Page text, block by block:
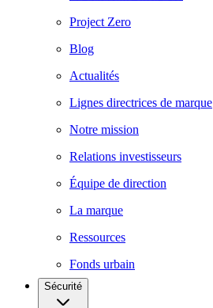
Project Zero
Blog
Actualités
Lignes directrices de marque
Notre mission
Relations investisseurs
Équipe de direction
La marque
Ressources
Fonds urbain
Sécurité